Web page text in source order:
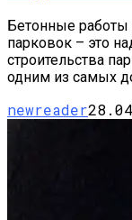
Бетонные
парковок – это
строительства
одним из самых
newreader